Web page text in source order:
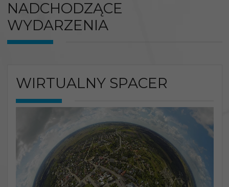
NADCHODZĄCE
WYDARZENIA
WIRTUALNY SPACER